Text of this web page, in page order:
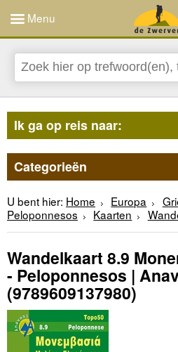
Menu
Ik ga op reis naar:
Categorieën
U bent hier: Home Europa
Peloponnesos
Kaarten
Wandelkaart 8.9
- Peloponnesos |
(9789609137980)